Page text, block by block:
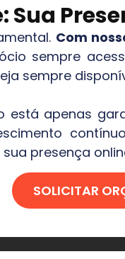
Sua
Com
sempre
sempre
está apenas
presença
SOLICITAR